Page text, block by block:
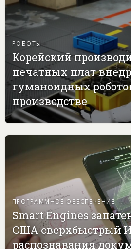
РОБОТЫ
Корейский
печатных плат
гуманоидных
производстве
ПРОГРАММНОЕ ОБЕСПЕЧЕНИЕ
Smart Engines
США сверхбыстрый
распознавания